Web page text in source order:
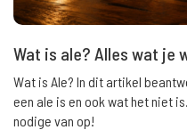
Wat is ale? Alles wat je
Wat is Ale? In dit artikel
een ale is en ook wat het niet
nodige van op!